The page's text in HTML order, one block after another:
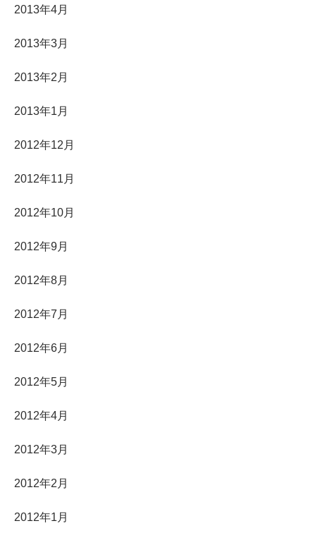
2013年4月
2013年3月
2013年2月
2013年1月
2012年12月
2012年11月
2012年10月
2012年9月
2012年8月
2012年7月
2012年6月
2012年5月
2012年4月
2012年3月
2012年2月
2012年1月